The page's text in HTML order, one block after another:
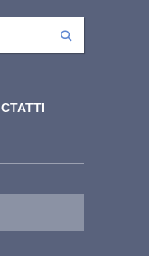
СТАТТІ